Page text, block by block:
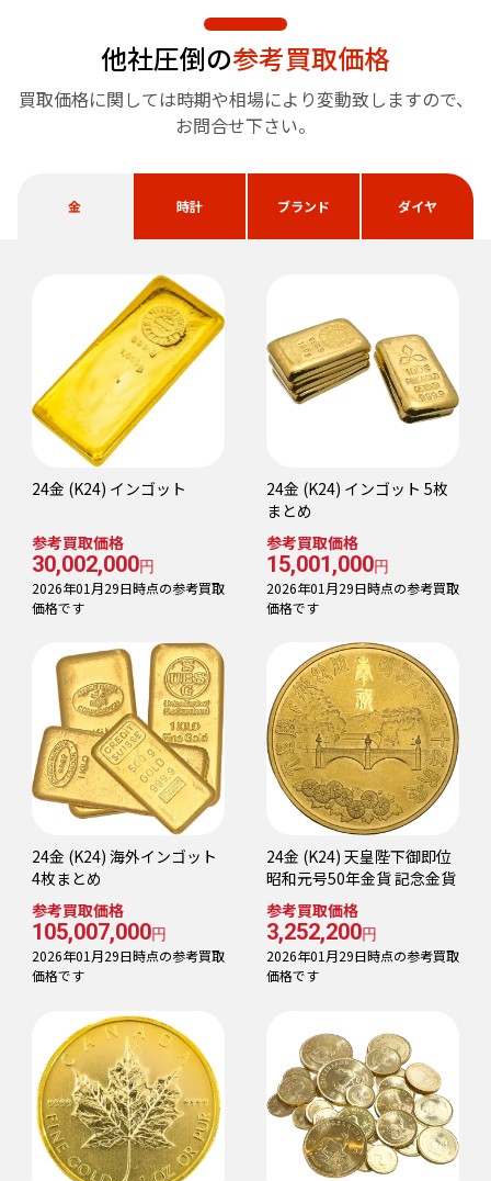
他社圧倒の参考買取価格
買取価格に関しては時期や相場により変動致しますので、
お問合せ下さい。
金 時計 ブランド ダイヤ
24金 (K24) インゴット
参考買取価格
30,002,000円
2026年01月29日時点の参考買取
価格です
24金 (K24) インゴット 5枚
まとめ
参考買取価格
15,001,000円
2026年01月29日時点の参考買取
価格です
24金 (K24) 海外インゴット
4枚まとめ
参考買取価格
105,007,000円
2026年01月29日時点の参考買取
価格です
24金 (K24) 天皇陛下御即位
昭和元号50年金貨 記念金貨
参考買取価格
3,252,200円
2026年01月29日時点の参考買取
価格です